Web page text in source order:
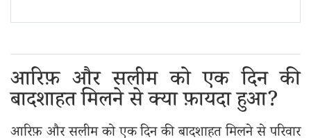
आरिफ़ और सलीम को एक दिन की
बादशाहत मिलने से क्या फ़ायदा हुआ?
आरिफ़ और सलीम को एक दिन की बादशाहत मिलने से परिवार